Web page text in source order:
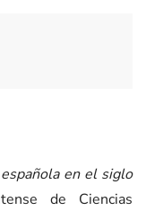
en el siglo
de Ciencias